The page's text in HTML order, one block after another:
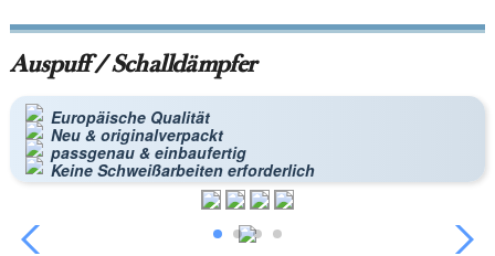
Auspuff / Schalldämpfer
Europäische Qualität
Neu & originalverpackt
passgenau & einbaufertig
Keine Schweißarbeiten erforderlich